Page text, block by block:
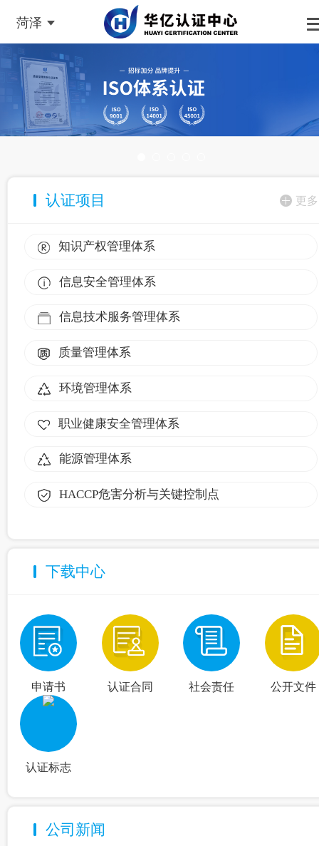
菏泽
认证项目 更多
知识产权管理体系
信息安全管理体系
信息技术服务管理体系
质量管理体系
环境管理体系
职业健康安全管理体系
能源管理体系
HACCP危害分析与关键控制点
下载中心
申请书 认证合同 社会责任 公开文件
认证标志
公司新闻